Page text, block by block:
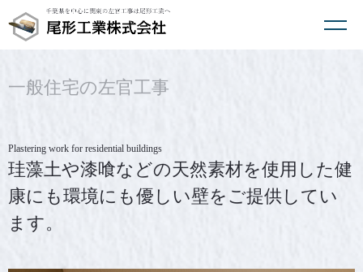
一般住宅の左官工事
Plastering work for residential buildings
珪藻土や漆喰などの天然素材を使用した健
康にも環境にも優しい壁をご提供してい
ます。